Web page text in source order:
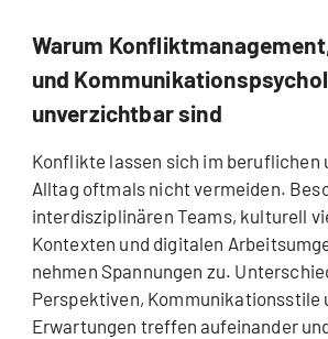
Warum
und
unverzichtbar sind
Konflikte lassen sich im beruflichen
Alltag oftmals nicht vermeiden.
interdisziplinären Teams, kulturell
Kontexten und digitalen
nehmen Spannungen zu.
Perspektiven, Kommunikationsstile
Erwartungen treffen aufeinander